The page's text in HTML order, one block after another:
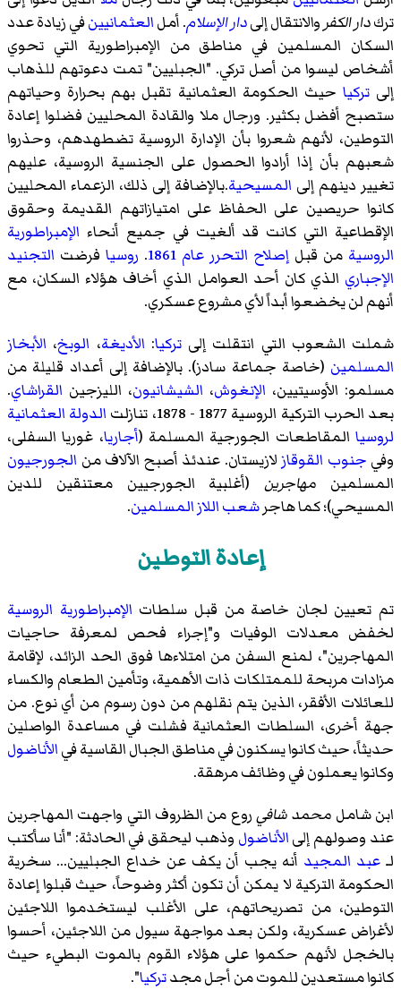
تركدار الكفر والانتقال إلىدار الإسلام. أملالعثمانيينفي زيادة عدد
السكان المسلمين في مناطق من الإمبراطورية التي تحوي
أشخاص ليسوا من أصل تركي. "الجبليين" تمت دعوتهم للذهاب
إلىتركيا حيث الحكومة العثمانية تقبل بهم بحرارة وحياتهم
ستصبح أفضل بكثير. ورجال ملا والقادة المحليين فضلوا إعادة
التوطين، لأنهم شعروا بأن الإدارة الروسية تضطهدهم، وحذروا
شعبهم بأن إذا أرادوا الحصول على الجنسية الروسية، عليهم
تغيير دينهم إلى المسيحية.بالإضافة إلى ذلك، الزعماء المحليين
كانوا حريصين على الحفاظ على امتيازاتهم القديمة وحقوق
الإقطاعية التي كانت قد ألغيت في جميع أنحاء الإمبراطورية
الروسية من قبل إصلاح التحرر عام 1861 . روسيا فرضت التجنيد
الإجباري الذي كان أحد العوامل الذي أخاف هؤلاء السكان، مع
أنهم لن يخضعوا أبداً لأي مشروع عسكري.
شملت الشعوب التي انتقلت إلىتركيا: الأديغة، الوبخ، الأبخاز
المسلمين (خاصة جماعة سادز). بالإضافة إلى أعداد قليلة من
مسلمو: الأوسيتيين، الإنغوش، الشيشانيون، الليزجين القراشاي.
بعد الحرب التركية الروسية 1877 - 1878 ، تنازلت الدولة العثمانية
لروسياالمقاطعات الجورجية المسلمة (أجاريا، غوريا السفلى،
وفي جنوب القوقازلازيستان. عندئذ أصبح الآلاف من الجورجيون
المسلمين مهاجرين(أغلبية الجورجيين معتنقين للدين
المسيحي)؛ كما هاجرشعب اللازالمسلمين.
إعادة التوطين
تم تعيين لجان خاصة من قبل سلطات الإمبراطورية الروسية
لخفض معدلات الوفيات و"إجراء فحص لمعرفة حاجيات
المهاجرين"، لمنع السفن من امتلاءها فوق الحد الزائد، لإقامة
مزادات مربحة للممتلكات ذات الأهمية، وتأمين الطعام والكساء
للعائلات الأفقر، الذين يتم نقلهم من دون رسوم من أي نوع. من
جهة أخرى، السلطات العثمانية فشلت في مساعدة الواصلين
حديثاً، حيث كانوا يسكنون في مناطق الجبال القاسية فيالأناضول
وكانوا يعملون في وظائف مرهقة.
ابن شامل محمد شافيروع من الظروف التي واجهت المهاجرين
عند وصولهم إلىالأناضول وذهب ليحقق في الحادثة: "أنا سأكتب
لـ عبد المجيد أنه يجب أن يكف عن خداع الجبليين... سخرية
الحكومة التركية لا يمكن أن تكون أكثر وضوحاً، حيث قبلوا إعادة
التوطين، من تصريحاتهم، على الأغلب ليستخدموا اللاجئين
لأغراض عسكرية، ولكن بعد مواجهة سيول من اللاجئين، أحسوا
بالخجل لأنهم حكموا على هؤلاء القوم بالموت البطيء حيث
كانوا مستعدين للموت من أجل مجدتركيا".